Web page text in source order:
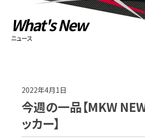
PRIVACY POLICY
What's New
ニュース
2022年4月1日
今週の一品【MKW
ッカー】